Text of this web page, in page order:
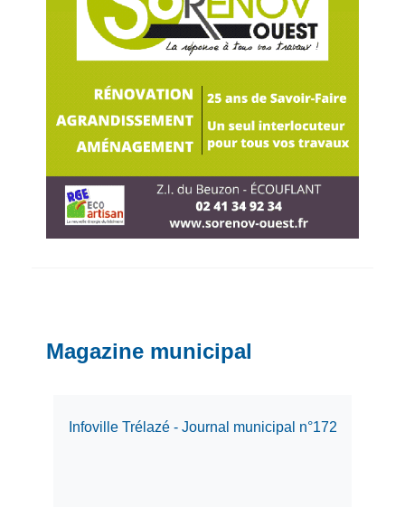
Magazine municipal
Infoville Trélazé - Journal municipal n°172